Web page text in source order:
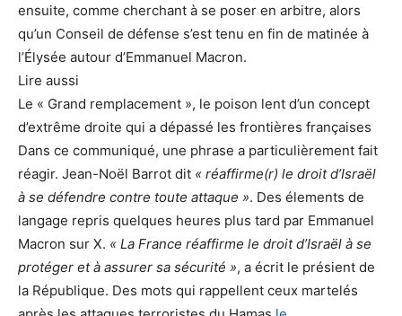
ensuite, comme cherchant à se poser en arbitre, alors
qu’un Conseil de défense s’est tenu en fin de matinée à
l’Élysée autour d’Emmanuel Macron.
Lire aussi
Le « Grand remplacement », le poison lent d’un concept
d’extrême droite qui a dépassé les frontières françaises
Dans ce communiqué, une phrase a particulièrement fait
réagir. Jean-Noël Barrot dit « réaffirme(r) le droit d’Israël
à se défendre contre toute attaque ». Des élements de
langage repris quelques heures plus tard par Emmanuel
Macron sur X. « La France réaffirme le droit d’Israël à se
protéger et à assurer sa sécurité », a écrit le présient de
la République. Des mots qui rappellent ceux martelés